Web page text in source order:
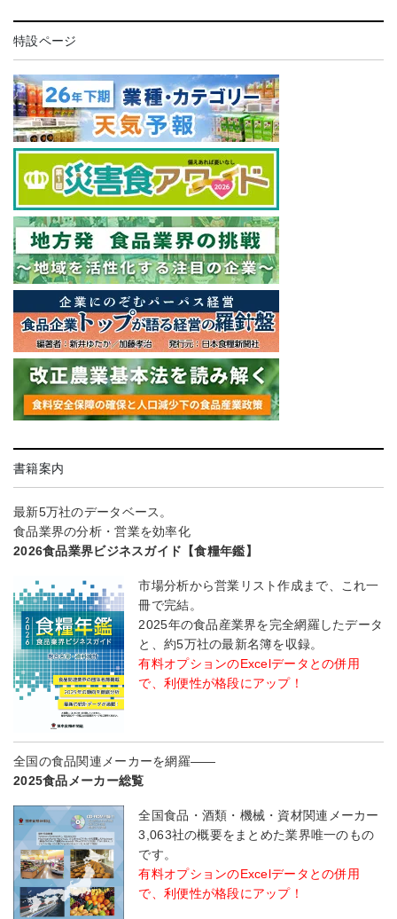
特設ページ
書籍案内
最新5万社のデータベース。
食品業界の分析・営業を効率化
2026食品業界ビジネスガイド【食糧年鑑】
市場分析から営業リスト作成まで、これ一
冊で完結。
2025年の食品産業界を完全網羅したデータ
と、約5万社の最新名簿を収録。
有料オプションのExcelデータとの併用
で、利便性が格段にアップ！
全国の食品関連メーカーを網羅――
2025食品メーカー総覧
全国食品・酒類・機械・資材関連メーカー
3,063社の概要をまとめた業界唯一のもの
です。
有料オプションのExcelデータとの併用
で、利便性が格段にアップ！